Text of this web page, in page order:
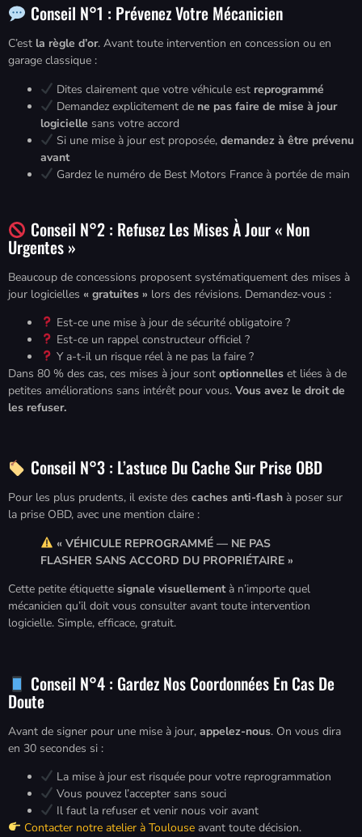
Conseil N°1 : Prévenez Votre Mécanicien
C’est la règle d’or. Avant toute intervention en concession ou en
garage classique :
Dites clairement que votre véhicule est reprogrammé
Demandez explicitement de ne pas faire de mise à jour
logicielle sans votre accord
Si une mise à jour est proposée, demandez à être prévenu
avant
Gardez le numéro de Best Motors France à portée de main
Conseil N°2 : Refusez Les Mises À Jour « Non
Urgentes »
Beaucoup de concessions proposent systématiquement des mises à
jour logicielles « gratuites » lors des révisions. Demandez-vous :
Est-ce une mise à jour de sécurité obligatoire ?
Est-ce un rappel constructeur officiel ?
Y a-t-il un risque réel à ne pas la faire ?
Dans 80 % des cas, ces mises à jour sont optionnelles et liées à de
petites améliorations sans intérêt pour vous. Vous avez le droit de
les refuser.
Conseil N°3 : L’astuce Du Cache Sur Prise OBD
Pour les plus prudents, il existe des caches anti-flash à poser sur
la prise OBD, avec une mention claire :
« VÉHICULE REPROGRAMMÉ — NE PAS
FLASHER SANS ACCORD DU PROPRIÉTAIRE »
Cette petite étiquette signale visuellementà n’importe quel
mécanicien qu’il doit vous consulter avant toute intervention
logicielle. Simple, efficace, gratuit.
Conseil N°4 : Gardez Nos Coordonnées En Cas De
Doute
Avant de signer pour une mise à jour, appelez-nous. On vous dira
en 30 secondes si :
La mise à jour est risquée pour votre reprogrammation
Vous pouvez l’accepter sans souci
Il faut la refuser et venir nous voir avant
Contacter notre atelier à Toulouseavant toute décision.